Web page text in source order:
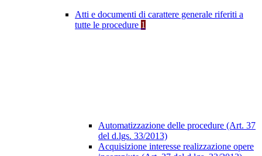
Atti e documenti di carattere generale riferiti a
tutte le procedure 1
Automatizzazione delle procedure (Art. 37
del d.lgs. 33/2013)
Acquisizione interesse realizzazione opere